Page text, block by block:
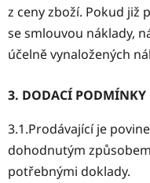
z ceny zboží. Pokud již
se smlouvou náklady,
účelně vynaložených
3. DODACÍ PODMÍNKY
3.1.Prodávající je
dohodnutým
potřebnými doklady.